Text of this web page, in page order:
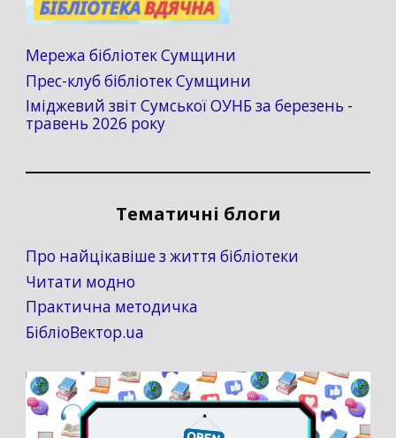
Мережа бібліотек Сумщини
Прес-клуб бібліотек Сумщини
Іміджевий звіт Сумської ОУНБ за березень -
травень 2026 року
Тематичні блоги
Про найцікавіше з життя бібліотеки
Читати модно
Практична методичка
БібліоВектор.ua